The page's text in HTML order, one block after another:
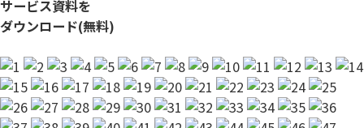
サービス資料を
ダウンロード(無料)